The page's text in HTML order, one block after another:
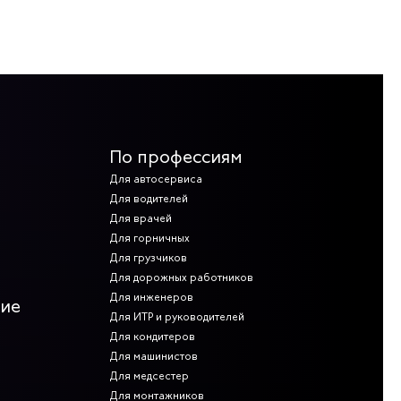
высоких температур, влаги, частые мойки, другие
В каталоге компании представлены сертифицированные
производителя, что дает значительную экономию на
регионы и в страны СНГ.
По профессиям
Для автосервиса
Для водителей
Для врачей
Для горничных
Для грузчиков
Для дорожных работников
Для инженеров
Для ИТР и руководителей
Для кондитеров
Для машинистов
Для медсестер
Для монтажников